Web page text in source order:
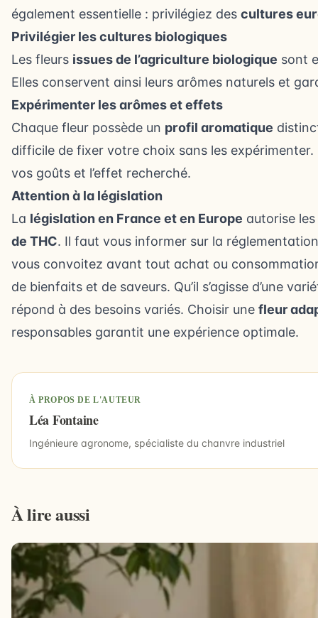
également essentielle : privilégiez des cultures
Privilégier les cultures biologiques
Les fleurs issues de l’agriculture biologique sont
Elles conservent ainsi leurs arômes naturels et
Expérimenter les arômes et effets
Chaque fleur possède un profil aromatique
difficile de fixer votre choix sans les expérimenter.
vos goûts et l’effet recherché.
Attention à la législation
La législation en France et en Europe autorise
de THC. Il faut vous informer sur la
vous convoitez avant tout achat ou
de bienfaits et de saveurs. Qu’il s’agisse d’une
répond à des besoins variés. Choisir une fleur
responsables garantit une expérience optimale.
À PROPOS DE L'AUTEUR
Léa Fontaine
Ingénieure agronome, spécialiste du chanvre industriel
À lire aussi